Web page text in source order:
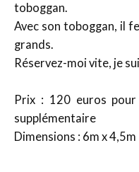
toboggan.
Avec son toboggan, il
grands.
Réservez-moi vite, je
Prix : 120 euros
supplémentaire
Dimensions : 6m x 4,5m